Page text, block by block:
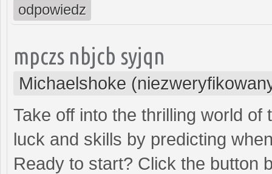
odpowiedz
mpczs nbjcb syjqn
Michaelshoke
Take off into the thrilling world
luck and skills by predicting
Ready to start? Click the button